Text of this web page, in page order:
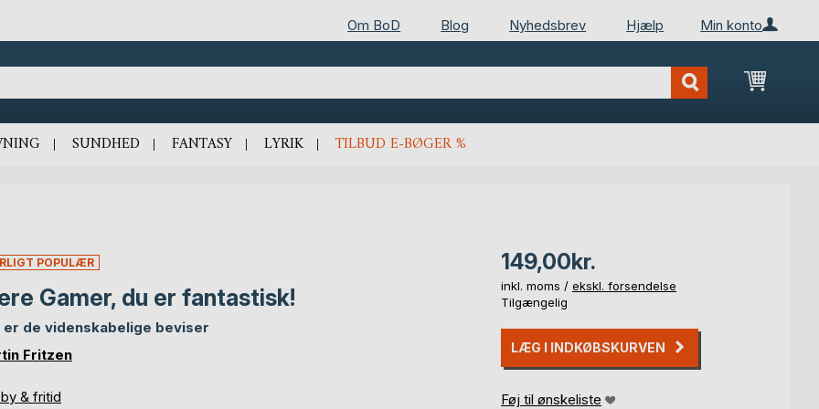
Min konto
Om BoD Blog Nyhedsbrev Hjælp
Min
SUNDHED FANTASY LYRIK TILBUD E-BØGER %
POPULÆR
Gamer, du er fantastisk!
er de videnskabelige beviser
Fritzen
& fritid
149,00kr.
inkl. moms / ekskl. forsendelse
Tilgængelig
LÆG I INDKØBSKURVEN
Føj til ønskeliste